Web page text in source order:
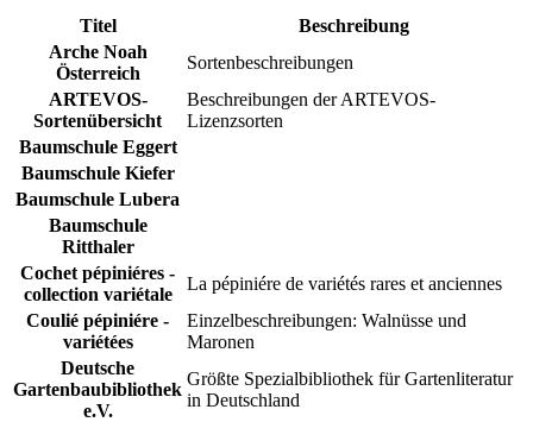
Titel
Beschreibung
Arche Noah
Österreich
Sortenbeschreibungen
ARTEVOS-
Sortenübersicht
Beschreibungen der ARTEVOS-
Lizenzsorten
Baumschule Eggert
Baumschule Kiefer
Baumschule Lubera
Baumschule
Ritthaler
Cochet pépiniéres -
collection variétale
La pépiniére de variétés rares et anciennes
Coulié pépiniére -
variétées
Einzelbeschreibungen: Walnüsse und
Maronen
Deutsche
Gartenbaubibliothek
e.V.
Größte Spezialbibliothek für Gartenliteratur
in Deutschland